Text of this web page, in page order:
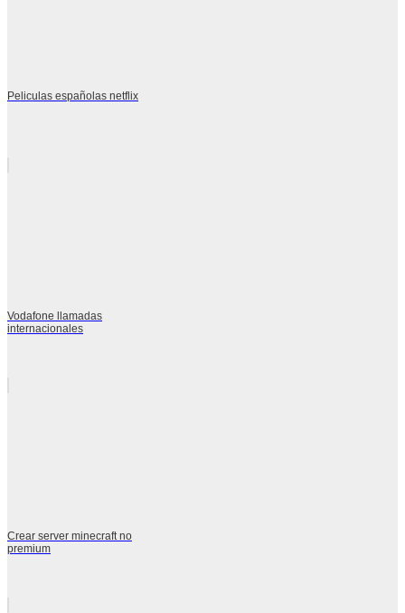
Peliculas españolas netflix
Vodafone llamadas
internacionales
Crear server minecraft no
premium